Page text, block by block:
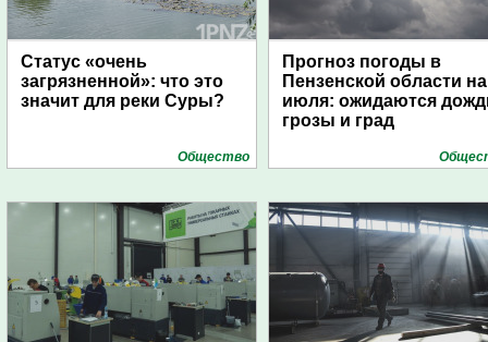
Статус «очень
загрязненной»: что это
значит для реки Суры?
Общество
Прогноз погоды в
Пензенской области
июля: ожидаются
грозы и град